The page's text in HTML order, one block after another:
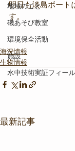
地域のこと
磯あそび教室
環境保全活動
施設
水中技術実証フィー
明日も淡島ボート
す。
海況情報
生物情報
最新記事